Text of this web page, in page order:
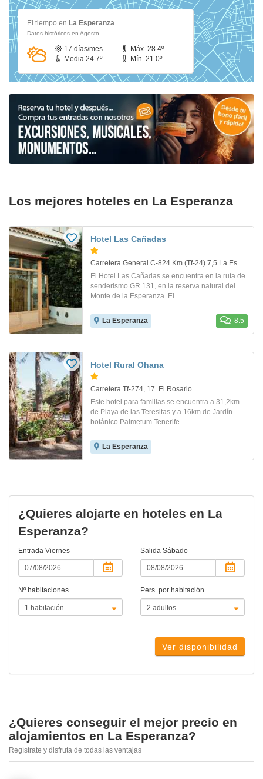
El tiempo en La Esperanza
Datos históricos en Agosto
17 días/mes
Máx. 28.4º
Media 24.7º
Mín. 21.0º
Los mejores hoteles en La Esperanza
Hotel Las Cañadas
Carretera General C-824 Km (Tf-24) 7,5 La Esperanza. Santa Cruz De Tenerife
El Hotel Las Cañadas se encuentra en la ruta de
senderismo GR 131, en la reserva natural del
Monte de la Esperanza. El...
La Esperanza 8.5
Hotel Rural Ohana
Carretera Tf-274, 17. El Rosario
Este hotel para familias se encuentra a 31,2km
de Playa de las Teresitas y a 16km de Jardín
botánico Palmetum Tenerife....
La Esperanza
¿Quieres alojarte en hoteles en La
Esperanza?
Entrada Viernes Salida Sábado
Nº habitaciones Pers. por habitación
Ver disponibilidad
¿Quieres conseguir el mejor precio en
alojamientos en La Esperanza?
Regístrate y disfruta de todas las ventajas